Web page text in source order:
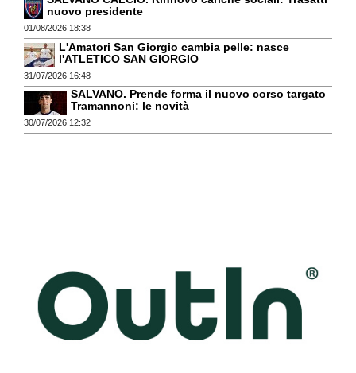
nuovo presidente
01/08/2026 18:38
L'Amatori San Giorgio cambia pelle: nasce
l'ATLETICO SAN GIORGIO
31/07/2026 16:48
SALVANO. Prende forma il nuovo corso targato
Tramannoni: le novità
30/07/2026 12:32